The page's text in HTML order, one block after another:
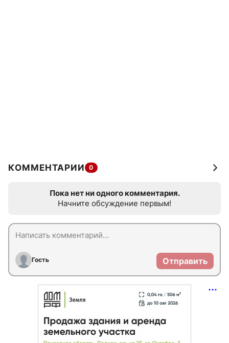
КОММЕНТАРИИ 0
Пока нет ни одного комментария.
Начните обсуждение первым!
Гость Отправить